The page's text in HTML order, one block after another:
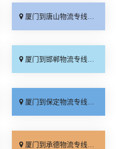
厦门到唐山物流专线_上门提货「准时准点」
厦门到邯郸物流专线_全境到达「无需中转」
厦门到保定物流专线_多少一吨「定点发车」
厦门到承德物流专线_专线快运「零担配货」